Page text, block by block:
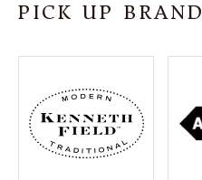
プライバシーポリシー
特定商取引法について
お問い合わせ
OFFICIAL WEB SITE
PICK UP BRAND